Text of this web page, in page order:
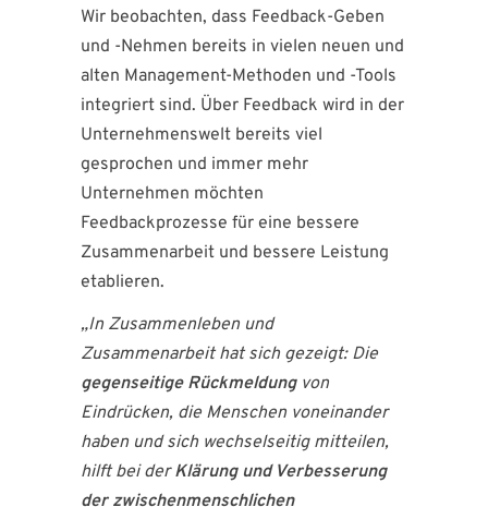
Wir beobachten, dass Feedback-Geben
und -Nehmen bereits in vielen neuen und
alten Management-Methoden und -Tools
integriert sind. Über Feedback wird in der
Unternehmenswelt bereits viel
gesprochen und immer mehr
Unternehmen möchten
Feedbackprozesse für eine bessere
Zusammenarbeit und bessere Leistung
etablieren.
„In Zusammenleben und
Zusammenarbeit hat sich gezeigt: Die
gegenseitige Rückmeldungvon
Eindrücken, die Menschen voneinander
haben und sich wechselseitig mitteilen,
hilft bei derKlärung und Verbesserung
der zwischenmenschlichen